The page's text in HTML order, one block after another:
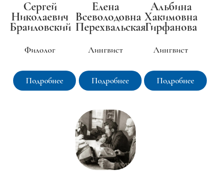
Сергей
Николаевич
Браиловский
Филолог
Подробнее
Елена
Всеволодовна
Перехвальская
Лингвист
Подробнее
Альбина
Хакимовна
Гирфанова
Лингвист
Подробнее